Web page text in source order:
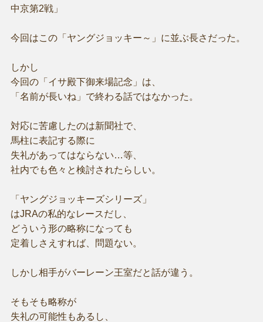
中京第2戦」
今回はこの「ヤングジョッキー～」に並ぶ長さだった。
しかし
今回の「イサ殿下御来場記念」は、
「名前が長いね」で終わる話ではなかった。
対応に苦慮したのは新聞社で、
馬柱に表記する際に
失礼があってはならない…等、
社内でも色々と検討されたらしい。
「ヤングジョッキーズシリーズ」
はJRAの私的なレースだし、
どういう形の略称になっても
定着しさえすれば、問題ない。
しかし相手がバーレーン王室だと話が違う。
そもそも略称が
失礼の可能性もあるし、